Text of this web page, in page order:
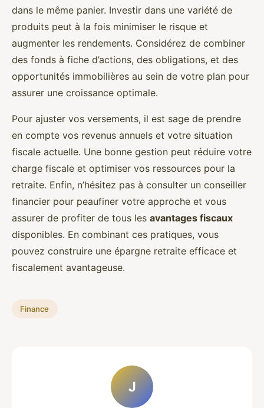
dans le même panier. Investir dans une variété de
produits peut à la fois minimiser le risque et
augmenter les rendements. Considérez de combiner
des fonds à fiche d’actions, des obligations, et des
opportunités immobilières au sein de votre plan pour
assurer une croissance optimale.
Pour ajuster vos versements, il est sage de prendre
en compte vos revenus annuels et votre situation
fiscale actuelle. Une bonne gestion peut réduire votre
charge fiscale et optimiser vos ressources pour la
retraite. Enfin, n’hésitez pas à consulter un conseiller
financier pour peaufiner votre approche et vous
assurer de profiter de tous les avantages fiscaux
disponibles. En combinant ces pratiques, vous
pouvez construire une épargne retraite efficace et
fiscalement avantageuse.
Finance
J